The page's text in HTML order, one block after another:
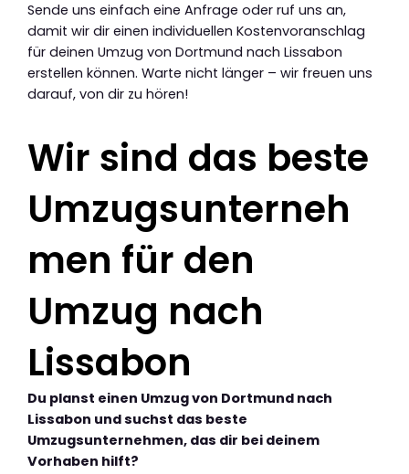
Sende uns einfach eine Anfrage oder ruf uns an,
damit wir dir einen individuellen Kostenvoranschlag
für deinen Umzug von Dortmund nach Lissabon
erstellen können. Warte nicht länger – wir freuen uns
darauf, von dir zu hören!
Wir sind das beste
Umzugsunterneh
men für den
Umzug nach
Lissabon
Du planst einen Umzug von Dortmund nach
Lissabon und suchst das beste
Umzugsunternehmen, das dir bei deinem
Vorhaben hilft?